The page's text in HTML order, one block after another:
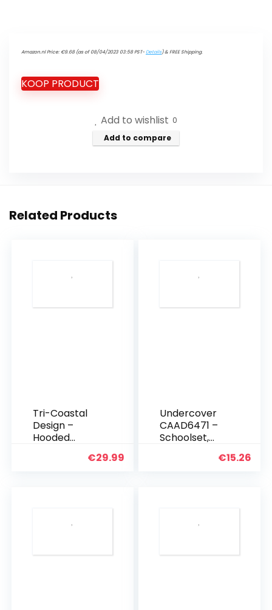
Amazon.nl Price: €9.68(as of 08/04/2023 03:58 PST-Details)&FREE Shipping.
KOOP PRODUCT
Add to wishlist 0
Add to compare
Related Products
Tri-Coastal
Design –
Hooded
Kap voor
€29.99
Undercover
CAAD6471 –
Schoolset,
Cars 3, 5-delig
€15.26